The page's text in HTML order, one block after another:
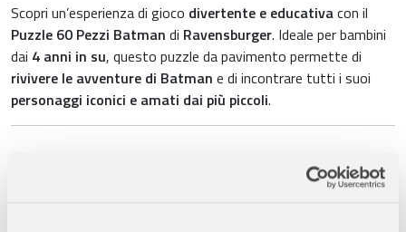
Scopri un’esperienza di gioco divertente e educativacon il
Puzzle 60 Pezzi Batman di Ravensburger. Ideale per bambini
dai 4 anni in su, questo puzzle da pavimento permette di
rivivere le avventure di Batman e di incontrare tutti i suoi
personaggi iconici e amati dai più piccoli.